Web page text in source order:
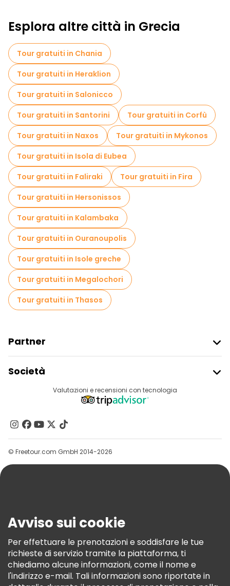
Esplora altre città in Grecia
Tour gratuiti in Chania
Tour gratuiti in Heraklion
Tour gratuiti in Salonicco
Tour gratuiti in Santorini
Tour gratuiti in Corfù
Tour gratuiti in Naxos
Tour gratuiti in Mykonos
Tour gratuiti in Isola di Eubea
Tour gratuiti in Faliraki
Tour gratuiti in Fira
Tour gratuiti in Hersonissos
Tour gratuiti in Kalambaka
Tour gratuiti in Ouranoupolis
Tour gratuiti in Isole greche
Tour gratuiti in Megalochori
Tour gratuiti in Thasos
Partner
Accesso Del Fornitore
Programma Di Affiliazione
Società
Destinazioni
Contattaci
Gruppi
Aiuto
Termini E Condizioni
Informativa Sui Cookie
Freetour Premi
Programma Di Fidelizzazione
Valutazioni e recensioni con tecnologia
© Freetour.com GmbH 2014-2026
Avviso sui cookie
Per effettuare le prenotazioni e soddisfare le tue
richieste di servizio tramite la piattaforma, ti
chiediamo alcune informazioni, come il nome e
l'indirizzo e-mail. Tali informazioni sono riportate in